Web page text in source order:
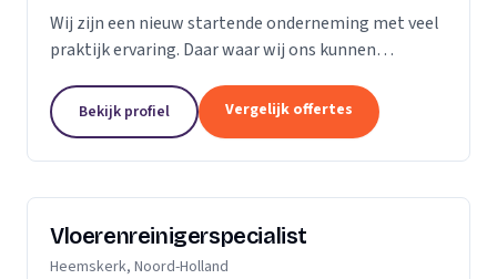
Wij zijn een nieuw startende onderneming met veel
praktijk ervaring. Daar waar wij ons kunnen
schijven. Direct antwoord en flexibele
inzetbaarheid....
Bekijk profiel Vergelijk offertes
Vloerenreinigerspecialist
Heemskerk, Noord-Holland